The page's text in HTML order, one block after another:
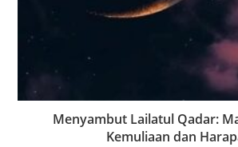
Menyambut Lailatul Qadar:
Kemuliaan dan